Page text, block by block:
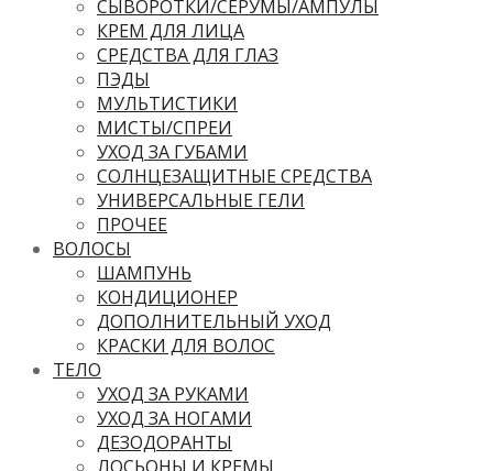
СЫВОРОТКИ/СЕРУМЫ/АМПУЛЫ
КРЕМ ДЛЯ ЛИЦА
СРЕДСТВА ДЛЯ ГЛАЗ
ПЭДЫ
МУЛЬТИСТИКИ
МИСТЫ/СПРЕИ
УХОД ЗА ГУБАМИ
СОЛНЦЕЗАЩИТНЫЕ СРЕДСТВА
УНИВЕРСАЛЬНЫЕ ГЕЛИ
ПРОЧЕЕ
ВОЛОСЫ
ШАМПУНЬ
КОНДИЦИОНЕР
ДОПОЛНИТЕЛЬНЫЙ УХОД
КРАСКИ ДЛЯ ВОЛОС
ТЕЛО
УХОД ЗА РУКАМИ
УХОД ЗА НОГАМИ
ДЕЗОДОРАНТЫ